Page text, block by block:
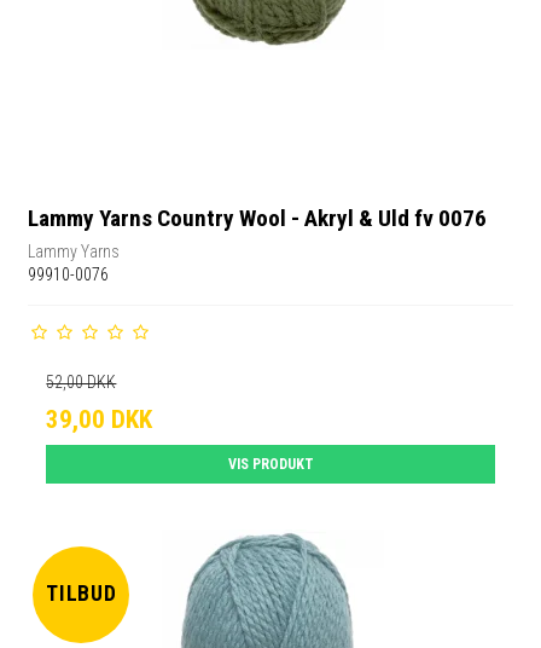
Lammy Yarns Country Wool - Akryl & Uld fv 0076
Lammy Yarns
99910-0076
52,00 DKK
39,00 DKK
VIS PRODUKT
TILBUD